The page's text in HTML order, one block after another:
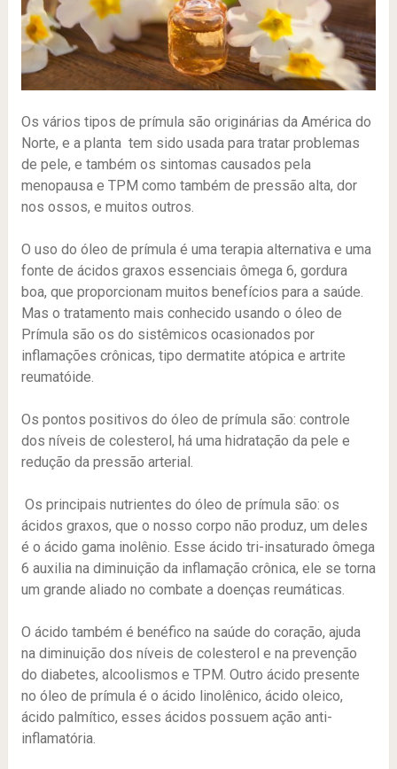
Os vários tipos de prímula são originárias da América do
Norte, e a planta tem sido usada para tratar problemas
de pele, e também os sintomas causados pela
menopausa e TPM como também de pressão alta, dor
nos ossos, e muitos outros.
O uso do óleo de prímula é uma terapia alternativa e uma
fonte de ácidos graxos essenciais ômega 6, gordura
boa, que proporcionam muitos benefícios para a saúde.
Mas o tratamento mais conhecido usando o óleo de
Prímula são os do sistêmicos ocasionados por
inflamações crônicas, tipo dermatite atópica e artrite
reumatóide.
Os pontos positivos do óleo de prímula são: controle
dos níveis de colesterol, há uma hidratação da pele e
redução da pressão arterial.
Os principais nutrientes do óleo de prímula são: os
ácidos graxos, que o nosso corpo não produz, um deles
é o ácido gama inolênio. Esse ácido tri-insaturado ômega
6 auxilia na diminuição da inflamação crônica, ele se torna
um grande aliado no combate a doenças reumáticas.
O ácido também é benéfico na saúde do coração, ajuda
na diminuição dos níveis de colesterol e na prevenção
do diabetes, alcoolismos e TPM. Outro ácido presente
no óleo de prímula é o ácido linolênico, ácido oleico,
ácido palmítico, esses ácidos possuem ação anti-
inflamatória.